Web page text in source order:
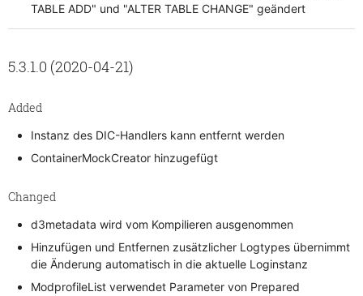
TABLE ADD" und "ALTER TABLE CHANGE" geändert
5.3.1.0 (2020-04-21)
Added
Instanz des DIC-Handlers kann entfernt werden
ContainerMockCreator hinzugefügt
Changed
d3metadata wird vom Kompilieren ausgenommen
Hinzufügen und Entfernen zusätzlicher Logtypes übernimmt
die Änderung automatisch in die aktuelle Loginstanz
ModprofileList verwendet Parameter von Prepared